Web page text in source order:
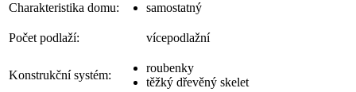
Charakteristika domu: samostatný
Počet podlaží: vícepodlažní
Konstrukční systém:
roubenky
těžký dřevěný skelet